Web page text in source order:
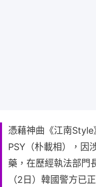
憑藉神曲《江南Style
PSY（朴載相），因
藥，在歷經執法部門
（2日）韓國警方已